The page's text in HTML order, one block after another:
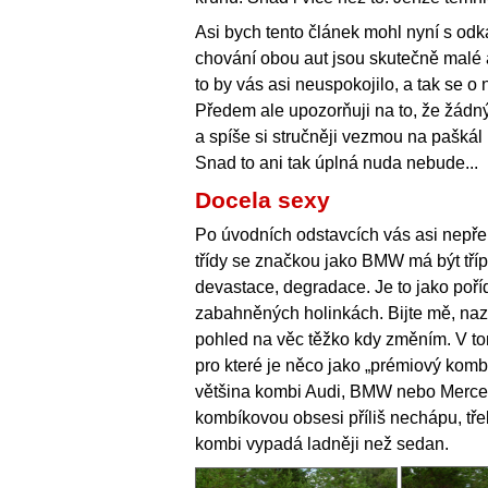
Asi bych tento článek mohl nyní s
chování obou aut jsou skutečně
to by vás asi neuspokojilo, a tak se o
Předem ale upozorňuji na to, že
a spíše si stručněji vezmou na
Snad to ani tak úplná nuda nebude...
Docela sexy
Po úvodních odstavcích vás asi
třídy se značkou jako BMW má být
devastace, degradace. Je to jako
zabahněných holinkách. Bijte mě,
pohled na věc těžko kdy změním. V
pro které je něco jako „prémiový
většina kombi Audi, BMW nebo
kombíkovou obsesi příliš nechápu,
kombi vypadá ladněji než sedan.